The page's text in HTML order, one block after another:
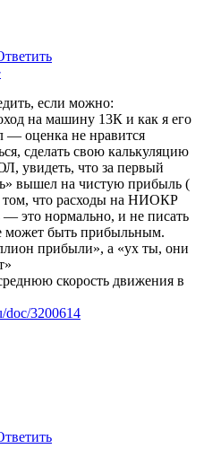
если можно:
на машину 13К и как я его
— оценка не нравится
сделать свою калькуляцию
увидеть, что за первый
вышел на чистую прибыль (
том, что расходы на НИОКР
— это нормально, и не писать
может быть прибыльным.
прибыли», а «ух ты, они
скорость движения в
doc/3200614